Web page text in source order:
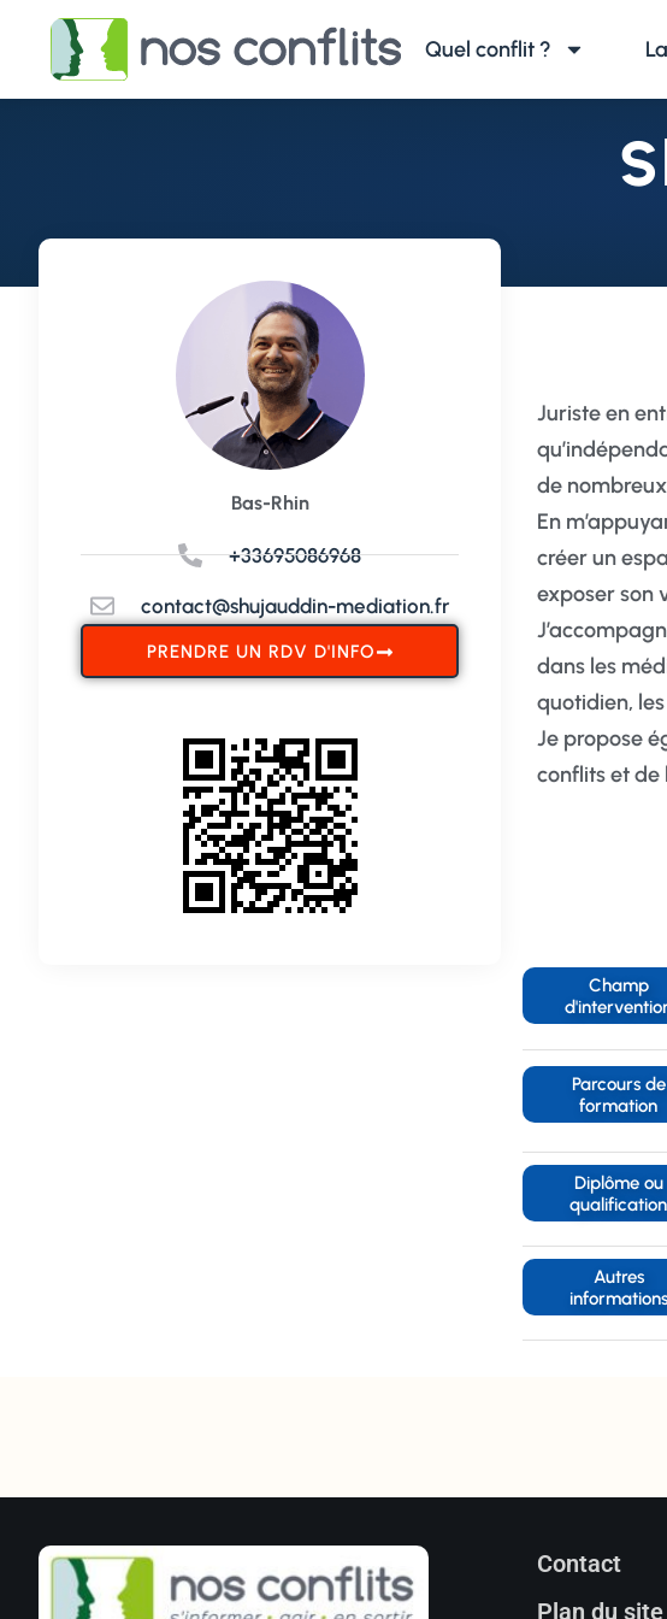
Quel conflit ?
Bas-Rhin
+33695086968
contact@shujauddin-mediation.fr
PRENDRE UN RDV D'INFO
Juriste en
de
En
créer un
exposer son
dans les
quotidien,
Je propose
conflits et de
Champ
Parcours de
formation
Diplôme ou
qualification
Autres
informations
Contact
Plan du site